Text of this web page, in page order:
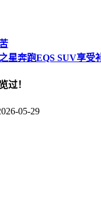
星奔跑EQS SUV享受
过！
05-29